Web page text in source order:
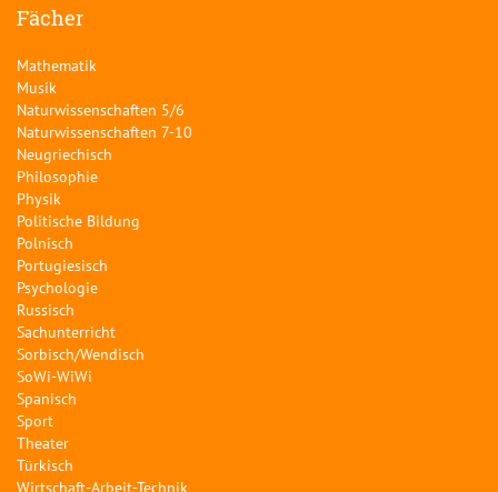
Fächer
Mathematik
Musik
Naturwissenschaften 5/6
Naturwissenschaften 7-10
Neugriechisch
Philosophie
Physik
Politische Bildung
Polnisch
Portugiesisch
Psychologie
Russisch
Sachunterricht
Sorbisch/Wendisch
SoWi-WiWi
Spanisch
Sport
Theater
Türkisch
Wirtschaft-Arbeit-Technik